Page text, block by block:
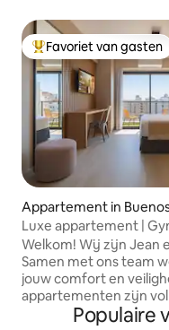
Topfavoriet van gasten
Favoriet van gasten
Appartement in
es
Luxe appartement |
Downtown BA Obelisco
Welkom! Wij zijn Jean
Samen met ons team
jouw comfort en veiligheid.
appartementen zijn
(beddengoed,Populaire